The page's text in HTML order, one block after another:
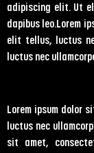
adipiscing elit. Ut
dapibus leo.Lorem
elit tellus, luctus
luctus nec
Lorem ipsum dolor
luctus nec
sit amet,